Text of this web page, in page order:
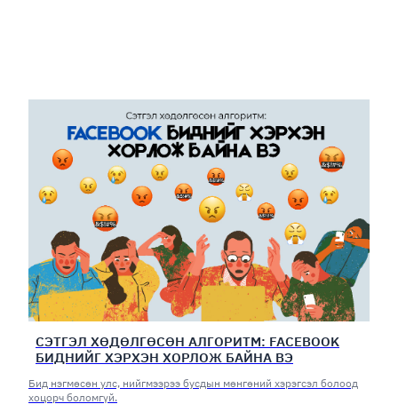
СЭТГЭЛ ХӨДӨЛГӨСӨН АЛГОРИТМ: FACEBOOK
БИДНИЙГ ХЭРХЭН ХОРЛОЖ БАЙНА ВЭ
Бид нэгмөсөн улс, нийгмээрээ бусдын мөнгөний хэрэгсэл болоод
хоцорч боломгүй.